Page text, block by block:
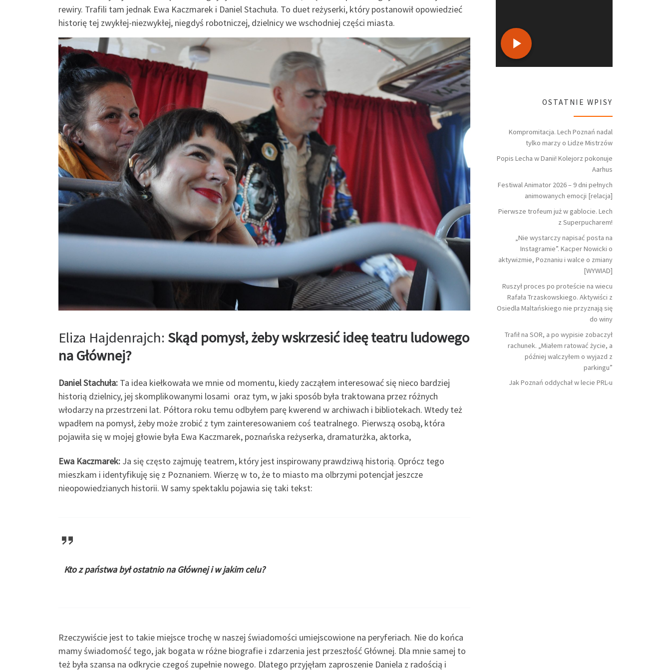
rewiry. Trafili tam jednak Ewa Kaczmarek i Daniel Stachuła. To duet reżyserki, który postanowił opowiedzieć
historię tej zwykłej-niezwykłej, niegdyś robotniczej, dzielnicy we wschodniej części miasta.
Eliza Hajdenrajch: Skąd pomysł, żeby wskrzesić ideę teatru ludowego
na Głównej?
Daniel Stachuła: Ta idea kiełkowała we mnie od momentu, kiedy zacząłem interesować się nieco bardziej
historią dzielnicy, jej skomplikowanymi losami oraz tym, w jaki sposób była traktowana przez różnych
włodarzy na przestrzeni lat. Półtora roku temu odbyłem parę kwerend w archiwach i bibliotekach. Wtedy też
wpadłem na pomysł, żeby może zrobić z tym zainteresowaniem coś teatralnego. Pierwszą osobą, która
pojawiła się w mojej głowie była Ewa Kaczmarek, poznańska reżyserka, dramaturżka, aktorka,
Ewa Kaczmarek: Ja się często zajmuję teatrem, który jest inspirowany prawdziwą historią. Oprócz tego
mieszkam i identyfikuję się z Poznaniem. Wierzę w to, że to miasto ma olbrzymi potencjał jeszcze
nieopowiedzianych historii. W samy spektaklu pojawia się taki tekst:
Kto z państwa był ostatnio na Głównej i w jakim celu?
Rzeczywiście jest to takie miejsce trochę w naszej świadomości umiejscowione na peryferiach. Nie do końca
mamy świadomość tego, jak bogata w różne biografie i zdarzenia jest przeszłość Głównej. Dla mnie samej to
też była szansa na odkrycie czegoś zupełnie nowego. Dlatego przyjęłam zaproszenie Daniela z radością i
OSTATNIE WPISY
Kompromitacja. Lech Poznań nadal
tylko marzy o Lidze Mistrzów
Popis Lecha w Danii! Kolejorz pokonuje
Aarhus
Festiwal Animator 2026 – 9 dni pełnych
animowanych emocji [relacja]
Pierwsze trofeum już w gablocie. Lech
z Superpucharem!
„Nie wystarczy napisać posta na
Instagramie”. Kacper Nowicki o
aktywizmie, Poznaniu i walce o zmiany
[WYWIAD]
Ruszył proces po proteście na wiecu
Rafała Trzaskowskiego. Aktywiści z
Osiedla Maltańskiego nie przyznają się
do winy
Trafił na SOR, a po wypisie zobaczył
rachunek. „Miałem ratować życie, a
później walczyłem o wyjazd z
parkingu”
Jak Poznań oddychał w lecie PRL-u